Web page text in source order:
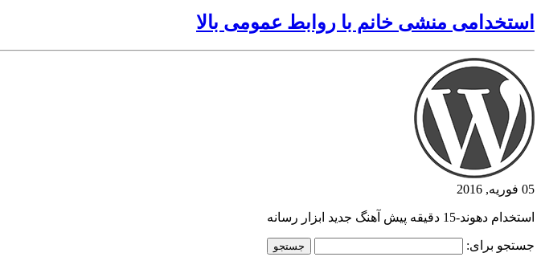
استخدامی منشی خانم با روابط عمومی بالا
05 فوریه, 2016
استخدام دهوند-15 دقیقه پیش آهنگ جدید ابزار رسانه
جستجو برای: